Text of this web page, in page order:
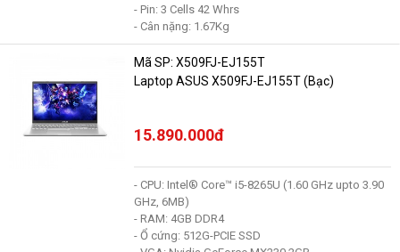
- Pin: 3 Cells 42 Whrs
- Cân nặng: 1.67Kg
Mã SP: X509FJ-EJ155T
Laptop ASUS X509FJ-EJ155T (Bạc)
15.890.000đ
- CPU: Intel® Core™ i5-8265U (1.60 GHz upto 3.90
GHz, 6MB)
- RAM: 4GB DDR4
- Ổ cứng: 512G-PCIE SSD